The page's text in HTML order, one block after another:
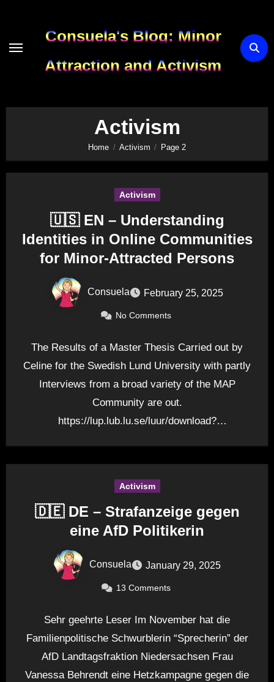
content
Consuela's Blog: Minor
Attraction and Activism
Activism
Home Activism Page 2
Activism
🇺🇸 EN – Understanding
Identities in Online Communities
for Minor-Attracted Persons
Consuela February 25, 2025
No Comments
The Results of a Master Thesis Carried out by
Celine for the Swedish Lund University with partly
Interviews from a broad variety of the MAP
Community are out.
https://lup.lub.lu.se/luur/download?
Activism
🇩🇪 DE – Strafanzeige gegen
eine AfD Politikerin
Consuela January 29, 2025
13 Comments
Sehr geehrte Leser Im November hat die
Familienpolitische Schwurblerin “Sprecherin” der
AfD Landtagsfraktion Niedersachsen Frau
Vanessa Behrendt eine Hetzkampagne gegen die